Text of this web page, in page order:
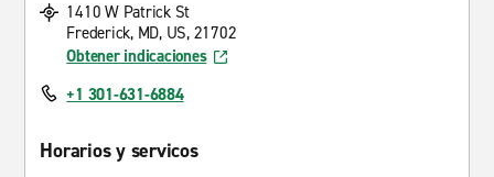
1410 W Patrick St
Frederick, MD, US, 21702
Obtener indicaciones
+1 301-631-6884
Horarios y servicos